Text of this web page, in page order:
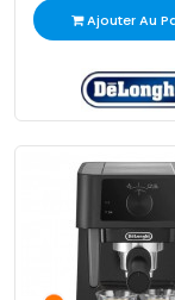
Ajouter Au